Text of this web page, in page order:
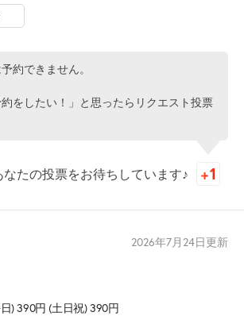
約できません。
約をしたい！」と思ったらリクエスト投票
なたの投票をお待ちしています♪
2026年7月24日更新
) 390円 (土日祝) 390円